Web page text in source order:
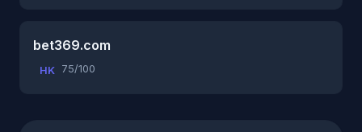
bet369.com
HK 75/100